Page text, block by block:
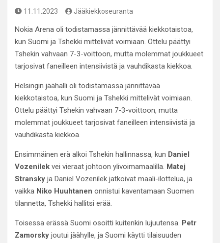
11.11.2023 Jääkiekkoseuranta
Nokia Arena oli todistamassa jännittävää kiekkotaistoa,
kun Suomi ja Tshekki mittelivät voimiaan. Ottelu päättyi
Tshekin vahvaan 7-3-voittoon, mutta molemmat joukkueet
tarjosivat faneilleen intensiivistä ja vauhdikasta kiekkoa.
Helsingin jäähalli oli todistamassa jännittävää
kiekkotaistoa, kun Suomi ja Tshekki mittelivät voimiaan.
Ottelu päättyi Tshekin vahvaan 7-3-voittoon, mutta
molemmat joukkueet tarjosivat faneilleen intensiivistä ja
vauhdikasta kiekkoa.
Ensimmäinen erä alkoi Tshekin hallinnassa, kun Daniel
Vozenilek vei vieraat johtoon ylivoimamaalilla. Matej
Stransky ja Daniel Vozenilek jatkoivat maali-ilottelua, ja
vaikka Niko Huuhtanen onnistui kaventamaan Suomen
tilannetta, Tshekki hallitsi erää.
Toisessa erässä Suomi osoitti kuitenkin lujuutensa. Petr
Zamorsky joutui jäähylle, ja Suomi käytti tilaisuuden